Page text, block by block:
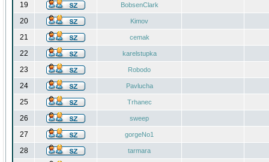
19 BobsenClark
20 Kimov
21 cemak
22 karelstupka
23 Robodo
24 Pavlucha
25 Trhanec
26 sweep
27 gorgeNo1
28 tarmara